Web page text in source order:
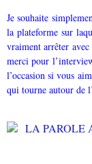
Je souhaite
la plateforme sur
vraiment arrêter
merci pour
l’occasion si vous
qui tourne autour de